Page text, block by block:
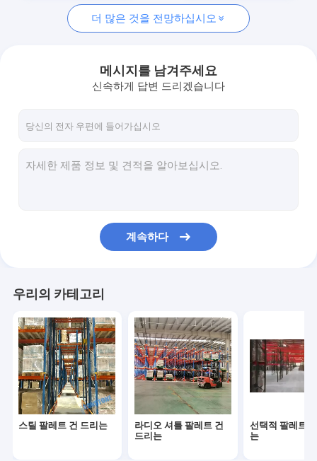
스틸 팔레트 건 드리는
선택적 팔레트 건 드리는
깔판 벽돌쌓기에서 드라이브
산업용 스토리지 랙킹
더 많은 것을 전망하십시오
메시지를 남겨주세요
신속하게 답변 드리겠습니다
계속하다
우리의 카테고리
스틸 팔레트 건 드리는
라디오 셔틀 팔레트 건
드리는
선택적 팔레트
는